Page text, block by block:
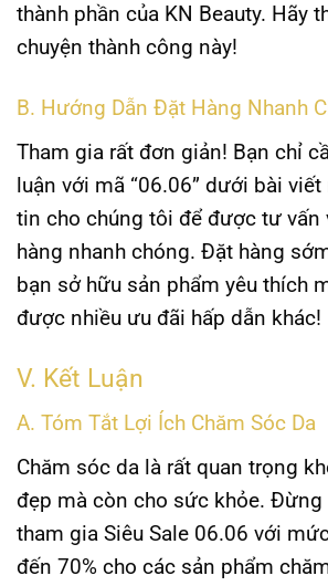
thành phần của KN Beauty. Hãy
chuyện thành công này!
B. Hướng Dẫn Đặt Hàng Nhanh
Tham gia rất đơn giản! Bạn chỉ
luận với mã “06.06” dưới bài viết
tin cho chúng tôi để được tư vấn
hàng nhanh chóng. Đặt hàng
bạn sở hữu sản phẩm yêu thích
được nhiều ưu đãi hấp dẫn khác!
V. Kết Luận
A. Tóm Tắt Lợi Ích Chăm Sóc Da
Chăm sóc da là rất quan trọng
đẹp mà còn cho sức khỏe.
tham gia Siêu Sale 06.06 với
đến 70% cho các sản phẩm